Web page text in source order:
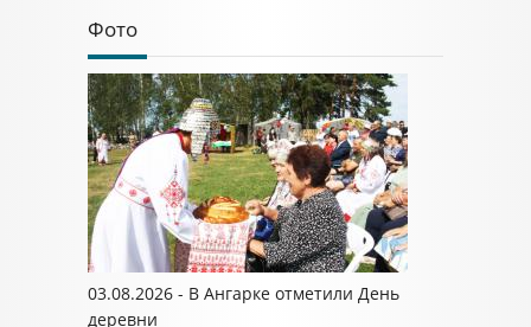
Фото
03.08.2026 - В Ангарке отметили День
деревни